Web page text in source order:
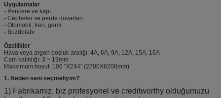
Uygulamalar
- Pencere ve kapı
- Cepheler ve perde duvarları
- Otomobil, tren, gemi
- Buzdolabı
Özellikler
Hava veya argon boşluk aralığı: 4A, 6A, 9A, 12A, 15A, 16A
Cam kalınlığı: 3 ~ 19mm
Maksimum boyut: 106 "X244" (2700X6200mm)
1. Neden seni seçmeliyim?
1) Fabrikamız, biz profesyonel ve creditworthy olduğumuzu